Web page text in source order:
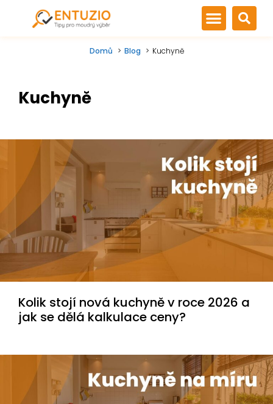
Domů Blog Kuchyně
Kuchyně
Kolik stojí nová kuchyně v roce 2026 a
jak se dělá kalkulace ceny?